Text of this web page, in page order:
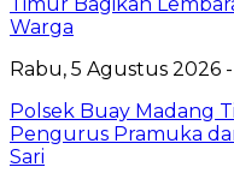
Warga
Rabu, 5 Agustus 2026 -
Polsek Buay Madang
Pengurus Pramuka
Sari